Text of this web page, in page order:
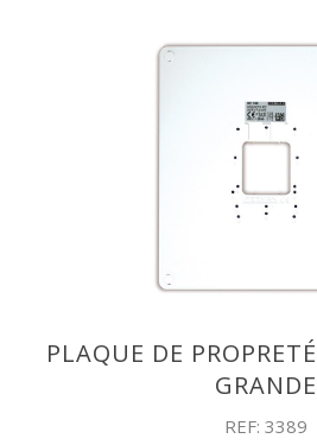
PLAQUE DE
GRANDE
REF: 3389